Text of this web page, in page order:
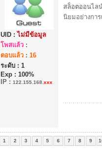
UID :ไม่มีข้อมูล
โพสแล้ว:
ตอบแล้ว: 16
ระดับ : 1
Exp : 100%
IP: 122.155.168. xxx
สล็อตออนไล
นิยมอย่างกา
1 2 3 4 5 6 7 8 9